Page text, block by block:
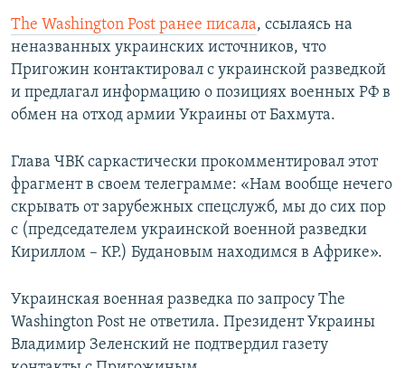
The Washington Post ранее писала, ссылаясь на
неназванных украинских источников, что
Пригожин контактировал с украинской разведкой
и предлагал информацию о позициях военных РФ в
обмен на отход армии Украины от Бахмута.
Глава ЧВК саркастически прокомментировал этот
фрагмент в своем телеграмме: «Нам вообще нечего
скрывать от зарубежных спецслужб, мы до сих пор
с (председателем украинской военной разведки
Кириллом – КР.) Будановым находимся в Африке».
Украинская военная разведка по запросу The
Washington Post не ответила. Президент Украины
Владимир Зеленский не подтвердил газету